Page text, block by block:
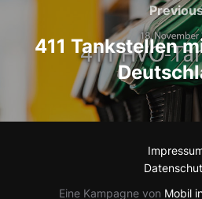
411 Tankstellen
Eine Kampagne von Mobil